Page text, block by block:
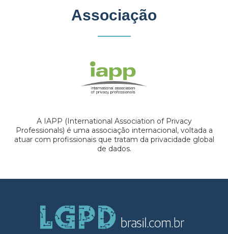
Associação
A IAPP (International Association of Privacy
Professionals) é uma associação internacional, voltada a
atuar com profissionais que tratam da privacidade global
de dados.